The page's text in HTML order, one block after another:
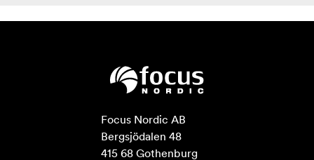
Focus Nordic AB
Bergsjödalen 48
415 68 Gothenburg